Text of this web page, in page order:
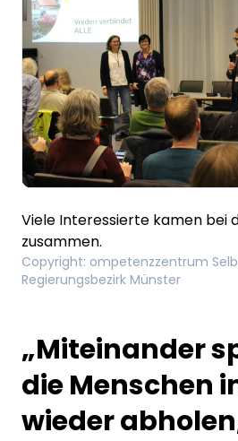
Viele Interessierte kamen bei
zusammen.
Copyright: ompetenzzentrum
Regierungsbezirk Münster
„Miteinander
die Menschen
wieder